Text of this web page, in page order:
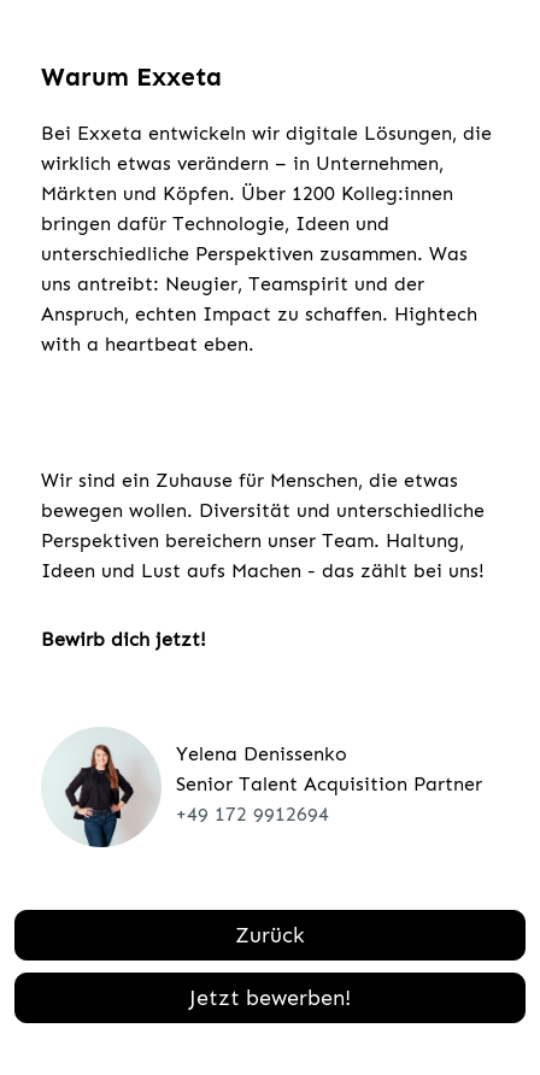
Warum Exxeta
Bei Exxeta entwickeln wir digitale Lösungen, die
wirklich etwas verändern – in Unternehmen,
Märkten und Köpfen. Über 1200 Kolleg:innen
bringen dafür Technologie, Ideen und
unterschiedliche Perspektiven zusammen. Was
uns antreibt: Neugier, Teamspirit und der
Anspruch, echten Impact zu schaffen. Hightech
with a heartbeat eben.
Wir sind ein Zuhause für Menschen, die etwas
bewegen wollen. Diversität und unterschiedliche
Perspektiven bereichern unser Team. Haltung,
Ideen und Lust aufs Machen - das zählt bei uns!
Bewirb dich jetzt!
Yelena Denissenko
Senior Talent Acquisition Partner
+49 172 9912694
Zurück
Jetzt bewerben!